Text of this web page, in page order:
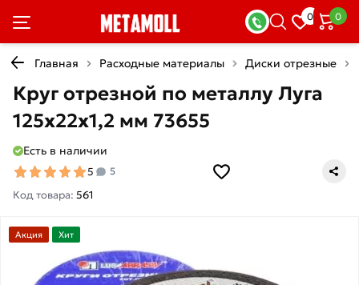
0 0
Главная Расходные материалы Диски отрезные
Круг отрезной по металлу Луга
125х22х1,2 мм 73655
Есть в наличии
5 5
Код товара: 561
Акция Хит